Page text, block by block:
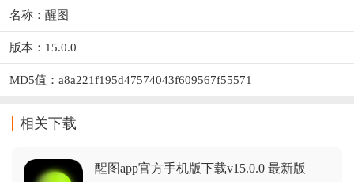
名称：醒图
版本：15.0.0
MD5值：a8a221f195d47574043f609567f55571
相关下载
醒图app官方手机版下载v15.0.0 最新版